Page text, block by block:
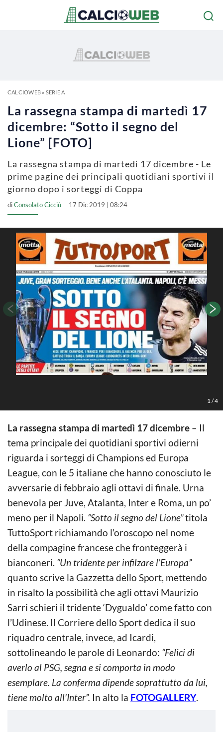
CALCIOWEB» SERIE A
La rassegna stampa di martedì 17
dicembre: “Sotto il segno del
Lione” [FOTO]
La rassegna stampa di martedì 17 dicembre - Le
prime pagine dei principali quotidiani sportivi il
giorno dopo i sorteggi di Coppa
diConsolato Cicciù 17 Dic 2019 | 08:24
1 /4
La rassegna stampa di martedì 17 dicembre – Il
tema principale dei quotidiani sportivi odierni
riguarda i sorteggi di Champions ed Europa
League, con le 5 italiane che hanno conosciuto le
avversarie di febbraio agli ottavi di finale. Urna
benevola per Juve, Atalanta, Inter e Roma, un po’
meno per il Napoli. “Sotto il segno del Lione”titola
TuttoSport richiamando l’oroscopo nel nome
della compagine francese che fronteggerà i
bianconeri. “Un tridente per infilzare l’Europa”
quanto scrive la Gazzetta dello Sport, mettendo
in risalto la possibilità che agli ottavi Maurizio
Sarri schieri il tridente ‘Dygualdo’ come fatto con
l’Udinese. Il Corriere dello Sport dedica il suo
riquadro centrale, invece, ad Icardi,
sottolineando le parole di Leonardo: “Felici di
averlo al PSG, segna e si comporta in modo
esemplare. La conferma dipende soprattutto da lui,
tiene molto all’Inter”. In alto la FOTOGALLERY.